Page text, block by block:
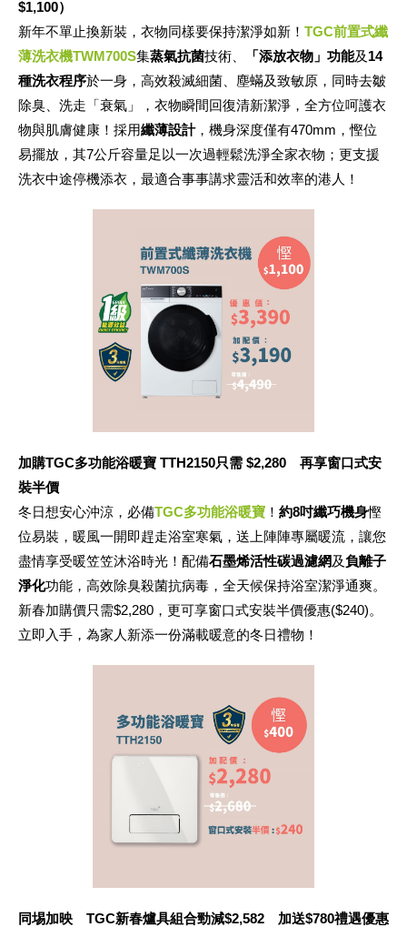
$1,100）
新年不單止換新裝，衣物同樣要保持潔淨如新！ TGC前置式纖
薄洗衣機TWM700S集蒸氣抗菌技術、 「添放衣物」功能及 14
種洗衣程序於一身，高效殺滅細菌、塵蟎及致敏原，同時去皺
除臭、洗走「衰氣」，衣物瞬間回復清新潔淨，全方位呵護衣
物與肌膚健康！採用纖薄設計，機身深度僅有470mm，慳位
易擺放，其7公斤容量足以一次過輕鬆洗淨全家衣物；更支援
洗衣中途停機添衣，最適合事事講求靈活和效率的港人！
加購TGC多功能浴暖寶 TTH2150只需 $2,280 再享窗口式安
裝半價
冬日想安心沖涼，必備TGC多功能浴暖寶 ！ 約8吋纖巧機身慳
位易裝，暖風一開即趕走浴室寒氣，送上陣陣專屬暖流，讓您
盡情享受暖笠笠沐浴時光！配備石墨烯活性碳過濾網及負離子
淨化功能，高效除臭殺菌抗病毒，全天候保持浴室潔淨通爽。
新春加購價只需$2,280，更可享窗口式安裝半價優惠($240)。
立即入手，為家人新添一份滿載暖意的冬日禮物！
同埸加映 TGC新春爐具組合勁減$2,582 加送$780禮遇優惠